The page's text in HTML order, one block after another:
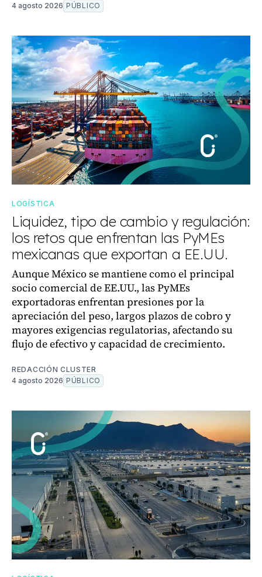
4 agosto 2026 PÚBLICO
LOGÍSTICA
Liquidez, tipo de cambio y regulación:
los retos que enfrentan las PyMEs
mexicanas que exportan a EE.UU.
Aunque México se mantiene como el principal
socio comercial de EE.UU., las PyMEs
exportadoras enfrentan presiones por la
apreciación del peso, largos plazos de cobro y
mayores exigencias regulatorias, afectando su
flujo de efectivo y capacidad de crecimiento.
REDACCIÓN CLUSTER
4 agosto 2026 PÚBLICO